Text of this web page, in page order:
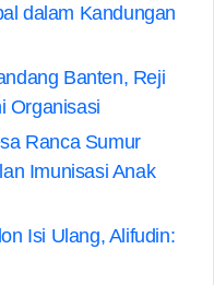
dalam Kandungan
Banten, Reji
Organisasi
Ranca Sumur
Imunisasi Anak
Isi Ulang, Alifudin: